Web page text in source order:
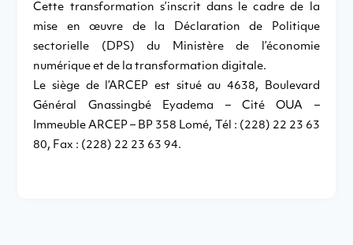
Cette transformation s’inscrit dans le cadre de la
mise en œuvre de la Déclaration de Politique
sectorielle (DPS) du Ministère de l’économie
numérique et de la transformation digitale.
Le siège de l’ARCEP est situé au 4638, Boulevard
Général Gnassingbé Eyadema – Cité OUA –
Immeuble ARCEP – BP 358 Lomé, Tél : (228) 22 23 63
80, Fax : (228) 22 23 63 94.